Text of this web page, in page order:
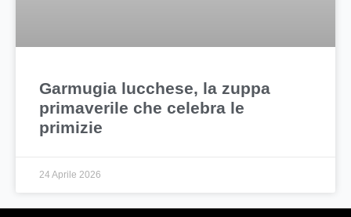
Garmugia lucchese, la zuppa
primaverile che celebra le
primizie
24 Aprile 2026